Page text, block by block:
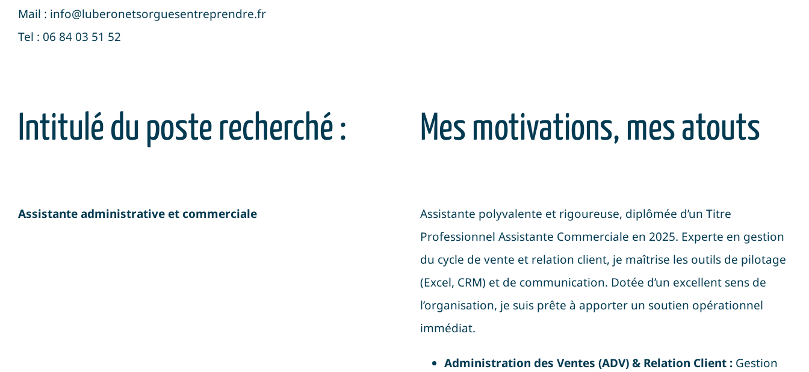
Mail : info@luberonetsorguesentreprendre.fr
Tel : 06 84 03 51 52
Intitulé du poste recherché :
Assistante administrative et commerciale
Mes motivations, mes atouts
Assistante polyvalente et rigoureuse, diplômée d’un Titre
Professionnel Assistante Commerciale en 2025. Experte en gestion
du cycle de vente et relation client, je maîtrise les outils de pilotage
(Excel, CRM) et de communication. Dotée d’un excellent sens de
l’organisation, je suis prête à apporter un soutien opérationnel
immédiat.
Administration des Ventes (ADV) & Relation Client :Gestion